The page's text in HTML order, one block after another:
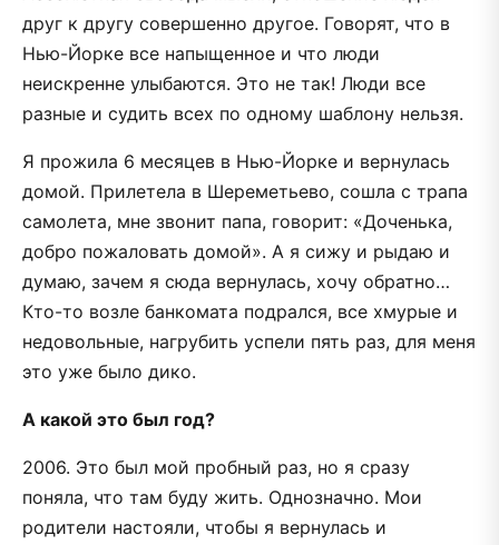
друг к другу совершенно другое. Говорят, что в
Нью-Йорке все напыщенное и что люди
неискренне улыбаются. Это не так! Люди все
разные и судить всех по одному шаблону нельзя.
Я прожила 6 месяцев в Нью-Йорке и вернулась
домой. Прилетела в Шереметьево, сошла с трапа
самолета, мне звонит папа, говорит: «Доченька,
добро пожаловать домой». А я сижу и рыдаю и
думаю, зачем я сюда вернулась, хочу обратно…
Кто-то возле банкомата подрался, все хмурые и
недовольные, нагрубить успели пять раз, для меня
это уже было дико.
А какой это был год?
2006. Это был мой пробный раз, но я сразу
поняла, что там буду жить. Однозначно. Мои
родители настояли, чтобы я вернулась и